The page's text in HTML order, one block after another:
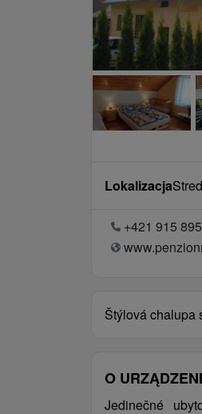
Lokalizacja
+421 915
Štýlová chalupa
O
Jedinečné